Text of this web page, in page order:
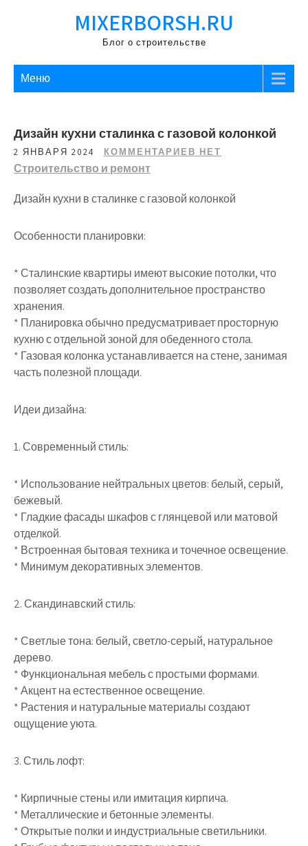
MIXERBORSH.RU
Блог о строительстве
Меню
Дизайн кухни сталинка с газовой колонкой
2 ЯНВАРЯ 2024 КОММЕНТАРИЕВ НЕТ
Строительство и ремонт
Дизайн кухни в сталинке с газовой колонкой
Особенности планировки:
* Сталинские квартиры имеют высокие потолки, что
позволяет создать дополнительное пространство
хранения.
* Планировка обычно предусматривает просторную
кухню с отдельной зоной для обеденного стола.
* Газовая колонка устанавливается на стене, занимая
часть полезной площади.
Идеи дизайна:
1. Современный стиль:
* Использование нейтральных цветов: белый, серый,
бежевый.
* Гладкие фасады шкафов с глянцевой или матовой
отделкой.
* Встроенная бытовая техника и точечное освещение.
* Минимум декоративных элементов.
2. Скандинавский стиль:
* Светлые тона: белый, светло-серый, натуральное
дерево.
* Функциональная мебель с простыми формами.
* Акцент на естественное освещение.
* Растения и натуральные материалы создают
ощущение уюта.
3. Стиль лофт:
* Кирпичные стены или имитация кирпича.
* Металлические и бетонные элементы.
* Открытые полки и индустриальные светильники.